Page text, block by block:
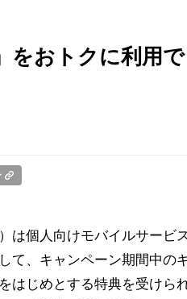
おトクに利用
は個人向けモバイルサービ
て、キャンペーン期間中の
はじめとする特典を受けら